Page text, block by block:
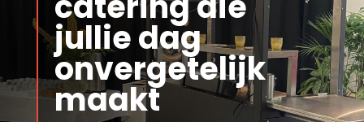
jullie dag
onvergetelijk
maakt